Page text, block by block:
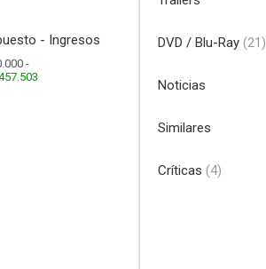
- Ingresos
-
DVD / Blu-Ray (21)
Noticias
Similares
Críticas (4)